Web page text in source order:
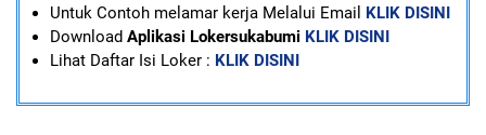
Untuk Contoh melamar kerja Melalui Email KLIK DISINI
Download Aplikasi Lokersukabumi KLIK DISINI
Lihat Daftar Isi Loker : KLIK DISINI